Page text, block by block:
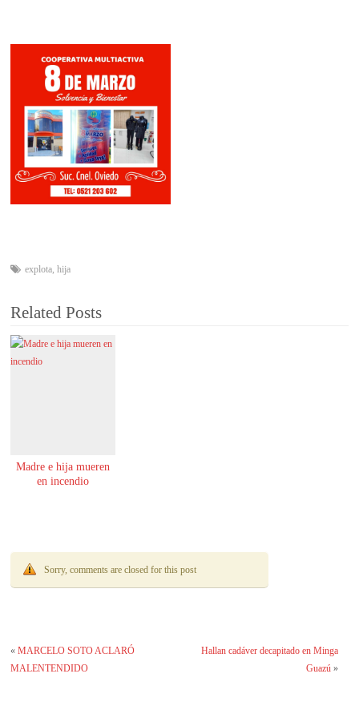
explota,hija
Related Posts
Madre e hija mueren
en incendio
Sorry, comments are closed for this post
«MARCELO SOTO ACLARÓ
MALENTENDIDO
Hallan cadáver decapitado en Minga
Guazú»